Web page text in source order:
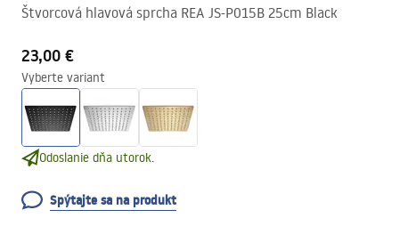
Štvorcová hlavová sprcha REA JS-P015B 25cm Black
23,00 €
Vyberte variant
Odoslanie dňa utorok.
Spýtajte sa na produkt